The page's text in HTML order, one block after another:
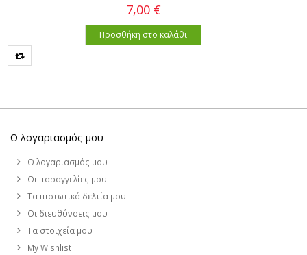
7,00 €
Προσθήκη στο καλάθι
Ο λογαριασμός μου
Ο λογαριασμός μου
Οι παραγγελίες μου
Τα πιστωτικά δελτία μου
Οι διευθύνσεις μου
Τα στοιχεία μου
My Wishlist